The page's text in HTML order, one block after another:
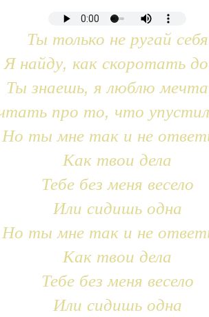
Ты только не ругай себя
Я найду, как скоротать
Ты знаешь, я люблю
про то, что
Но ты мне так и не
Как твои дела
Тебе без меня весело
Или сидишь одна
Но ты мне так и не
Как твои дела
Тебе без меня весело
Или сидишь одна